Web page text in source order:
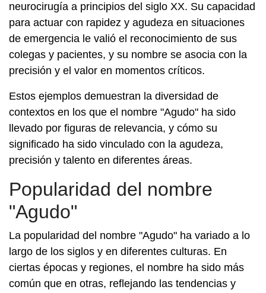
neurocirugía a principios del siglo XX. Su capacidad
para actuar con rapidez y agudeza en situaciones
de emergencia le valió el reconocimiento de sus
colegas y pacientes, y su nombre se asocia con la
precisión y el valor en momentos críticos.
Estos ejemplos demuestran la diversidad de
contextos en los que el nombre "Agudo" ha sido
llevado por figuras de relevancia, y cómo su
significado ha sido vinculado con la agudeza,
precisión y talento en diferentes áreas.
Popularidad del nombre
"Agudo"
La popularidad del nombre "Agudo" ha variado a lo
largo de los siglos y en diferentes culturas. En
ciertas épocas y regiones, el nombre ha sido más
común que en otras, reflejando las tendencias y